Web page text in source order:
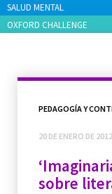
SALUD MENTAL
OXFORD CHALLENGE
PEDAGOGÍA Y
20 DE ENERO DE 2012
sobre